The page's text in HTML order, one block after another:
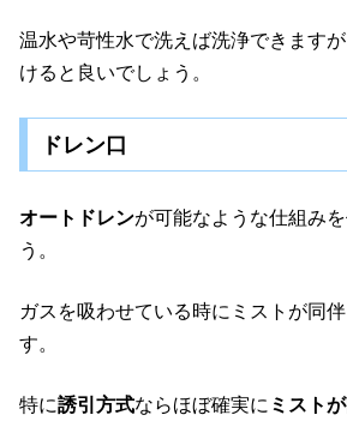
温水や苛性水で洗えば洗浄できます
けると良いでしょう。
ドレン口
オートドレンが可能なような仕組み
う。
ガスを吸わせている時にミストが同
す。
特に誘引方式ならほぼ確実に ミスト